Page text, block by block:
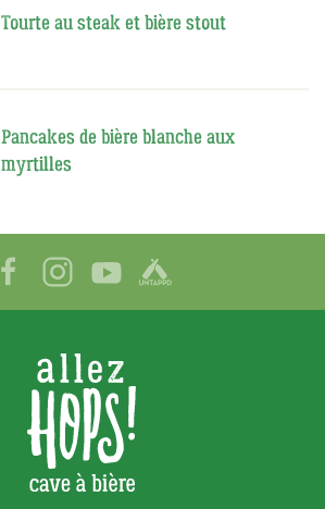
Tourte au steak et bière stout
Pancakes de bière blanche aux
myrtilles